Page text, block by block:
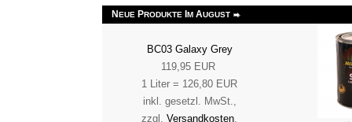
NEUE PRODUKTE M AUGUST
BC03 Galaxy Grey
119,95 EUR
1 Liter = 126,80 EUR
inkl. gesetzl. MwSt.,
zzgl. Versandkosten.